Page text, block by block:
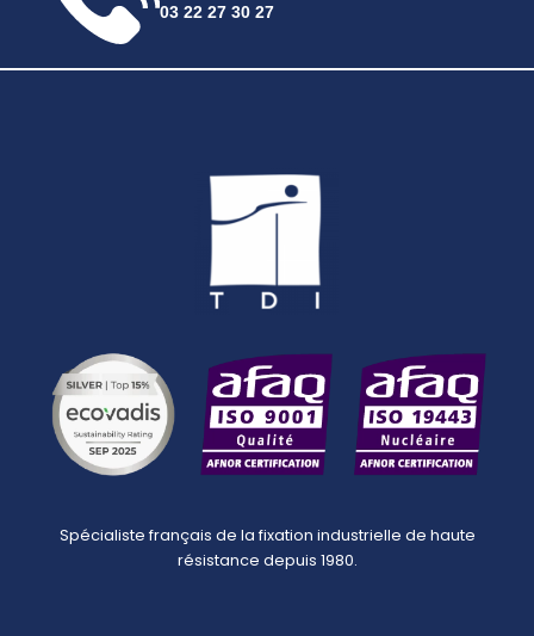
03 22 27 30 27
Spécialiste français de la fixation industrielle de haute
résistance depuis 1980.